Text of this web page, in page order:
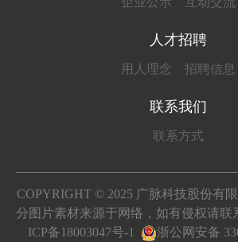
人才招聘
用人理念 招聘信息
联系我们
联系方式
COPYRIGHT © 2025 广脉科技股份有
分图片素材来源于网络，如有侵权请联
ICP备18003047号-1
浙公网安备